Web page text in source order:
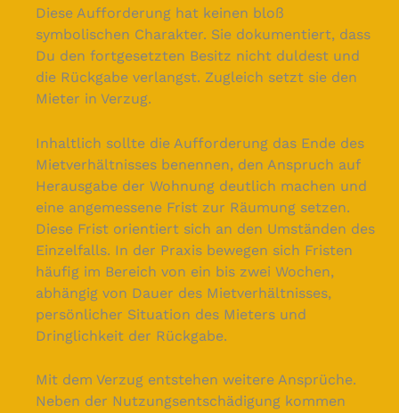
Diese Aufforderung hat keinen bloß
symbolischen Charakter. Sie dokumentiert, dass
Du den fortgesetzten Besitz nicht duldest und
die Rückgabe verlangst. Zugleich setzt sie den
Mieter in Verzug.
Inhaltlich sollte die Aufforderung das Ende des
Mietverhältnisses benennen, den Anspruch auf
Herausgabe der Wohnung deutlich machen und
eine angemessene Frist zur Räumung setzen.
Diese Frist orientiert sich an den Umständen des
Einzelfalls. In der Praxis bewegen sich Fristen
häufig im Bereich von ein bis zwei Wochen,
abhängig von Dauer des Mietverhältnisses,
persönlicher Situation des Mieters und
Dringlichkeit der Rückgabe.
Mit dem Verzug entstehen weitere Ansprüche.
Neben der Nutzungsentschädigung kommen